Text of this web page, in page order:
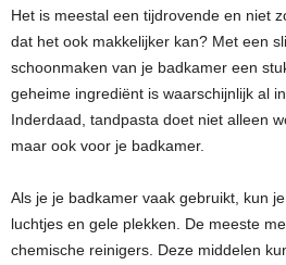
Het is meestal een tijdrovende en niet
dat het ook makkelijker kan? Met een
schoonmaken van je badkamer een
geheime ingrediënt is waarschijnlijk al
Inderdaad, tandpasta doet niet alleen
maar ook voor je badkamer.
Als je je badkamer vaak gebruikt, kun
luchtjes en gele plekken. De meeste
chemische reinigers. Deze middelen